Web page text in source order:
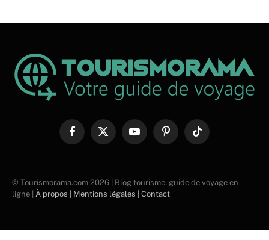
FacebookX
YouTubePinterestTikTok
© Tourismorama.com 2026 | Blog tourisme, guide de voyage en
ligne | À propos | Mentions légales | Contact